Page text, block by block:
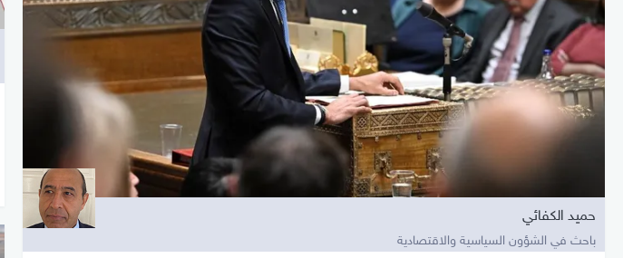
حميد الكفائي
باحث في الشؤون السياسية والاقتصادية